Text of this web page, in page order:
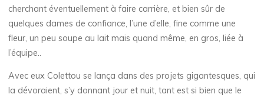
cherchant éventuellement à faire carrière, et bien sûr de
quelques dames de confiance, l’une d’elle, fine comme une
fleur, un peu soupe au lait mais quand même, en gros, liée à
l’équipe..
Avec eux Colettou se lança dans des projets gigantesques, qui
la dévoraient, s’y donnant jour et nuit, tant est si bien que le